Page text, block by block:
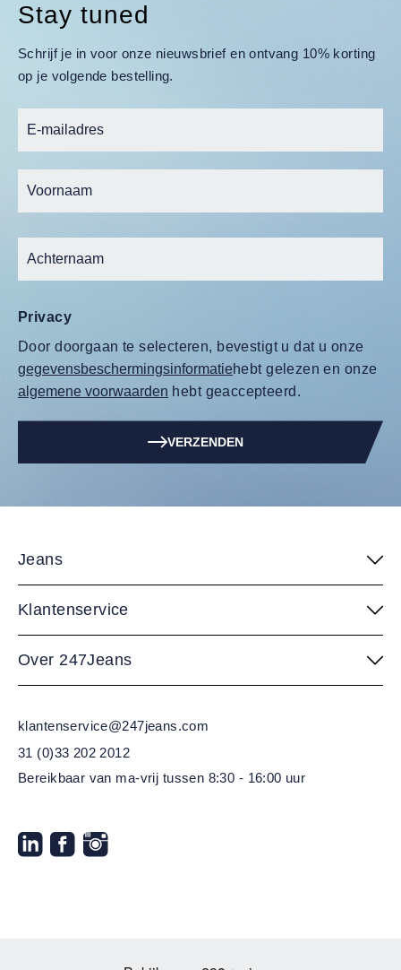
Stay tuned
Schrijf je in voor onze nieuwsbrief en ontvang 10% korting
op je volgende bestelling.
Privacy
Door doorgaan te selecteren, bevestigt u dat u onze
gegevensbeschermingsinformatiehebt gelezen en onze
algemene voorwaarden hebt geaccepteerd.
VERZENDEN
Jeans
Klantenservice
Over 247Jeans
klantenservice@247jeans.com
31 (0)33 202 2012
Bereikbaar van ma-vrij tussen 8:30 - 16:00 uur